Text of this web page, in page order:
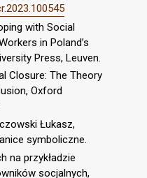
with Social
in Poland’s
Press, Leuven.
Closure: The Theory
Oxford
Łukasz,
symboliczne.
na przykładzie
socjalnych,